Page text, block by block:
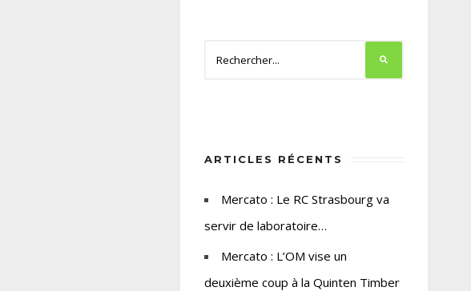
ARTICLES RÉCENTS
Mercato : Le RC Strasbourg va
servir de laboratoire…
Mercato : L’OM vise un
deuxième coup à la Quinten Timber